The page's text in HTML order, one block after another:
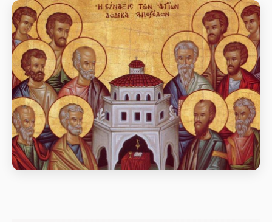
Собор славних і всехвальних 12
апостолів
день пам’яті Собор славних і всехвальних 12
апостолів